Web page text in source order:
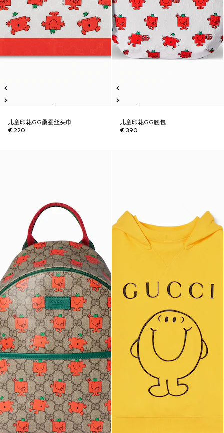
儿童印花GG桑蚕丝头巾
€ 220
儿童印花GG腰包
€ 390